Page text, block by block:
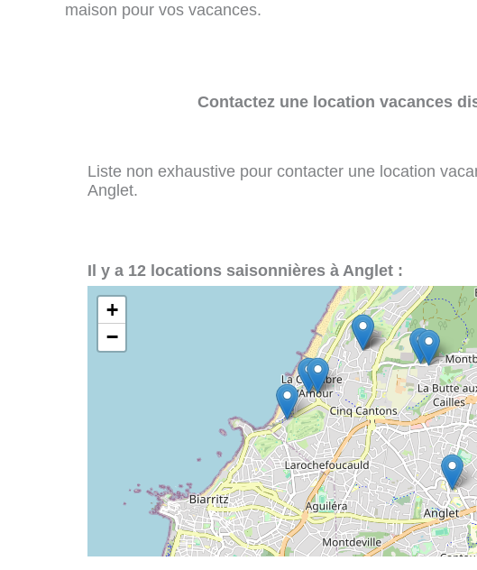
maison pour vos vacances.
Contactez une location vacances
Liste non exhaustive pour contacter une location
Anglet.
Il y a 12 locations saisonnières à Anglet :
+
−